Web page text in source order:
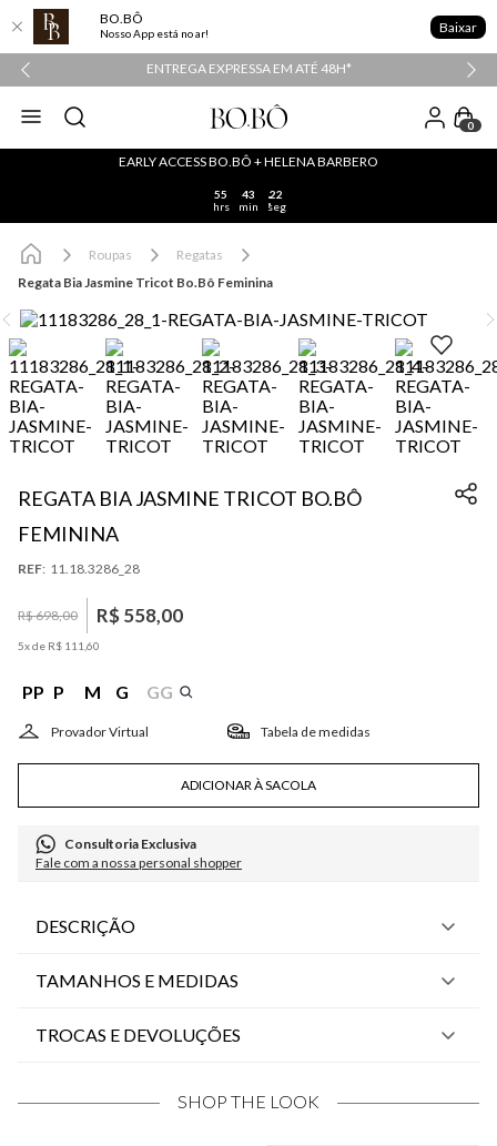
BO.BÔ
Nosso App está no ar! Baixar
ENTREGA EXPRESSA EM ATÉ 48H*
0
EARLY ACCESS BO.BÔ + HELENA BARBERO
55
hrs
43
min
22
seg
Roupas
Regatas
Regata Bia Jasmine Tricot Bo.Bô Feminina
REGATA BIA JASMINE TRICOT BO.BÔ
FEMININA
: 11.18.3286_28
R$698,00 R$558,00
5x de R$ 111 60
PP P M G GG
Tabela de medidas
ADICIONAR À SACOLA
Consultoria Exclusiva
Fale com a nossa personal shopper
DESCRIÇÃO
TAMANHOS E MEDIDAS
TROCAS E DEVOLUÇÕES
SHOP THE LOOK